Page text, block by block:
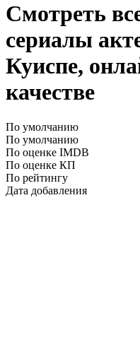
Смотреть
сериалы
Куиспе,
качестве
По умолчанию
По умолчанию
По оценке IMDB
По оценке КП
По рейтингу
Дата добавления